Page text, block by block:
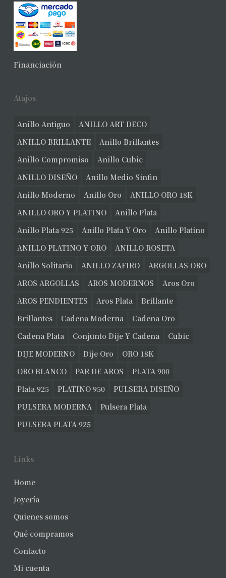
Financiación
Atajos
Anillo Antiguo
ANILLO ART DECO
ANILLO BRILLANTE
Anillo Brillantes
Anillo Compromiso
Anillo Cubic
ANILLO DISEÑO
Anillo Medio Sinfin
Anillo Moderno
Anillo Oro
ANILLO ORO 18K
ANILLO ORO Y PLATINO
Anillo Plata
Anillo Plata 925
Anillo Plata Y Oro
Anillo Platino
ANILLO PLATINO Y ORO
ANILLO ROSETA
Anillo Solitario
ANILLO ZAFIRO
ARGOLLAS ORO
AROS ARGOLLAS
AROS MODERNOS
Aros Oro
AROS PENDIENTES
Aros Plata
Brillante
Brillantes
Cadena Moderna
Cadena Oro
Cadena Plata
Conjunto Dije Y Cadena
Cubic
DIJE MODERNO
Dije Oro
ORO 18K
ORO BLANCO
PAR DE AROS
PLATA 900
Plata 925
PLATINO 950
PULSERA DISEÑO
PULSERA MODERNA
Pulsera Plata
PULSERA PLATA 925
Links
Home
Joyería
Quienes somos
Qué compramos
Contacto
Mi cuenta